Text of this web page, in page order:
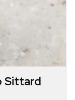
Sittard